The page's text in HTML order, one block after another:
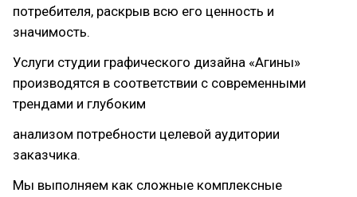
потребителя, раскрыв всю его ценность и
значимость.
Услуги студии графического дизайна «Агины»
производятся в соответствии с современными
трендами и глубоким
анализом потребности целевой аудитории
заказчика.
Мы выполняем как сложные комплексные